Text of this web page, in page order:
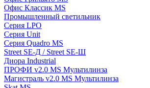
Офис Классик MS
Промышленный светильник
Серия LPO
Серия Unit
Серия Quadro MS
Street SE-Д / Street SE-Ш
Диора Industrial
ПРОФИ v2.0 MS Мультилинза
Магистраль v2.0 MS Мультилинза